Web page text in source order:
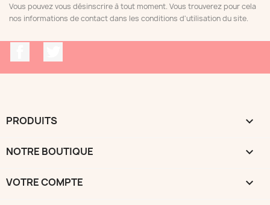
Vous pouvez vous désinscrire à tout moment. Vous trouverez pour cela
nos informations de contact dans les conditions d'utilisation du site.
PRODUITS 
NOTRE BOUTIQUE 
VOTRE COMPTE 